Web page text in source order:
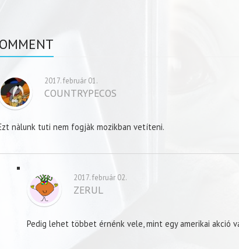
2017. február 01.
COUNTRYPECOS
nàlunk tuti nem fogjàk mozikban vetíteni.
2017. február 02.
ZERUL
Pedig lehet többet érnénk vele, mint egy amerikai akció